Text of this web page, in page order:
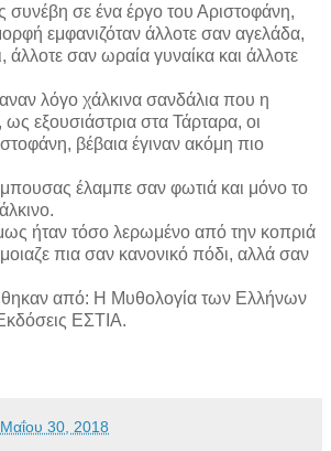
σε ένα έργο του Αριστοφάνη,
εμφανιζόταν άλλοτε σαν αγελάδα,
άλλοτε σαν ωραία γυναίκα και άλλοτε
λόγο χάλκινα σανδάλια που η
εξουσιάστρια στα Τάρταρα, οι
βέβαια έγιναν ακόμη πιο
έλαμπε σαν φωτιά και μόνο το
ήταν τόσο λερωμένο από την κοπριά
πια σαν κανονικό πόδι, αλλά σαν
από: Η Μυθολογία των Ελλήνων
ΕΣΤΙΑ.
Μαΐου 30, 2018